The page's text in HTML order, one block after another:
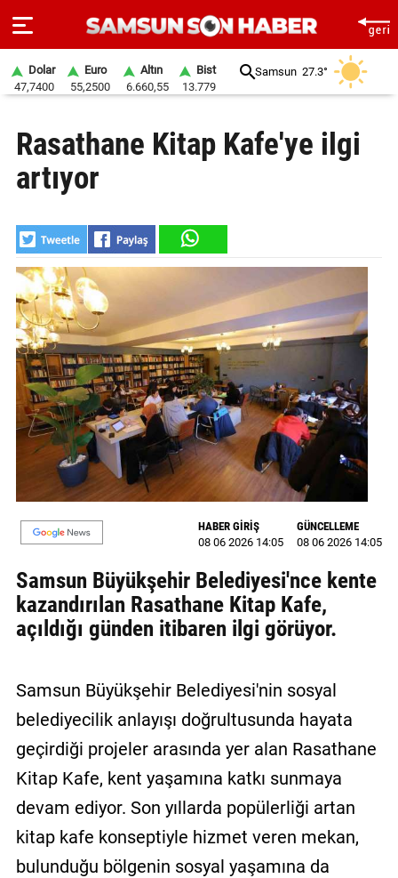
SAYFA
SAMSUN
SAMSUNSPOR
GÜNDEM
SİYASET
EKONOMİ
DÜNYA
MAGAZİN
GALERİ
YAZARLAR
BİZE
ULAŞIN
Künye
Gizlilik
Politikası
Dolar
47,7400
Euro
55,2500
Altın
6.660,55
Bist
13.779
Samsun 27.3°
Rasathane Kitap Kafe'ye ilgi
artıyor
HABER GİRİŞ
08 06 2026 14:05
GÜNCELLEME
08 06 2026 14:05
Samsun Büyükşehir Belediyesi'nce kente
kazandırılan Rasathane Kitap Kafe,
açıldığı günden itibaren ilgi görüyor.
Samsun Büyükşehir Belediyesi'nin sosyal
belediyecilik anlayışı doğrultusunda hayata
geçirdiği projeler arasında yer alan Rasathane
Kitap Kafe, kent yaşamına katkı sunmaya
devam ediyor. Son yıllarda popülerliği artan
kitap kafe konseptiyle hizmet veren mekan,
bulunduğu bölgenin sosyal yaşamına da